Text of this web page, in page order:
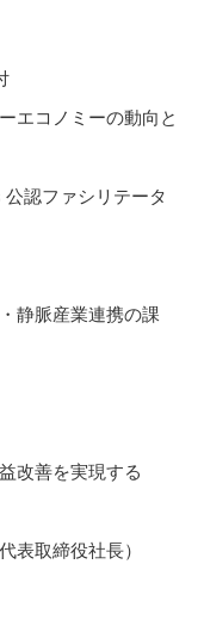
エコノミーの動向と
認ファシリテータ
静脈産業連携の課
改善を実現する
表取締役社⾧）